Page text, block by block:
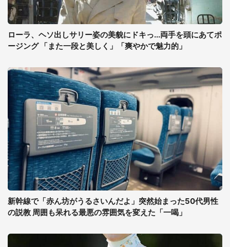
ローラ、ヘソ出しサリー姿の美貌にドキっ...両手を頭にあてポ
ージング 「また一段と美しく」「爽やかで魅力的」
新幹線で「赤ん坊がうるさいんだよ」突然始まった50代男性
の説教 周囲も呆れる最悪の雰囲気を変えた「一喝」